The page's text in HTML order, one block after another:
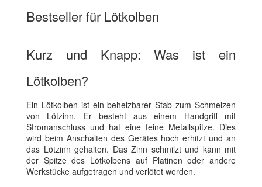
Bestseller für Lötkolben
Kurz und Knapp: Was ist ein
Lötkolben?
Ein Lötkolben ist ein beheizbarer Stab zum Schmelzen
von Lötzinn. Er besteht aus einem Handgriff mit
Stromanschluss und hat eine feine Metallspitze. Dies
wird beim Anschalten des Gerätes hoch erhitzt und an
das Lötzinn gehalten. Das Zinn schmilzt und kann mit
der Spitze des Lötkolbens auf Platinen oder andere
Werkstücke aufgetragen und verlötet werden.